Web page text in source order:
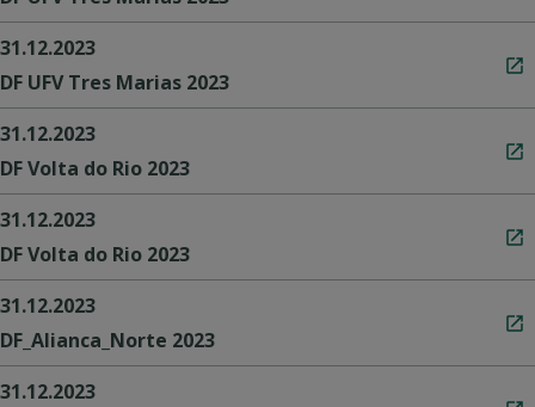
31.12.2023
DF UFV Tres Marias 2023
31.12.2023
DF Volta do Rio 2023
31.12.2023
DF Volta do Rio 2023
31.12.2023
DF_Alianca_Norte 2023
31.12.2023